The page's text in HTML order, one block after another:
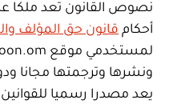
نصوص القانون تعد ملكا
أحكام قانون حق المؤلف
يعد مصدرا رسميا